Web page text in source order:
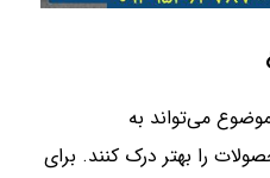
می‌تواند به
را بهتر درک کنند. برای